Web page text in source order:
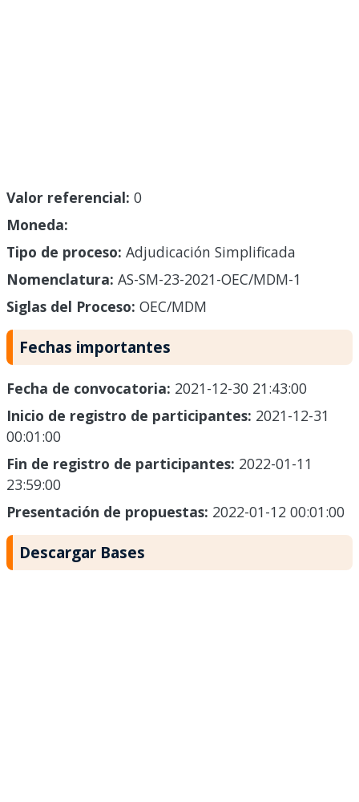
Valor referencial: 0
Moneda:
Tipo de proceso: Adjudicación Simplificada
Nomenclatura: AS-SM-23-2021-OEC/MDM-1
Siglas del Proceso: OEC/MDM
Fechas importantes
Fecha de convocatoria: 2021-12-30 21:43:00
Inicio de registro de participantes: 2021-12-31
00:01:00
Fin de registro de participantes: 2022-01-11
23:59:00
Presentación de propuestas: 2022-01-12 00:01:00
Descargar Bases